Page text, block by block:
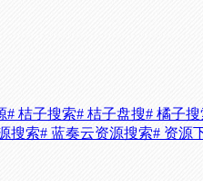
# 桔子搜索# 桔子盘搜# 橘子
搜索# 蓝奏云资源搜索# 资源